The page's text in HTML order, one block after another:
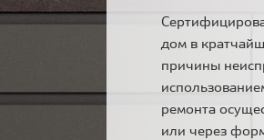
дом в
причины
ремонта
или через